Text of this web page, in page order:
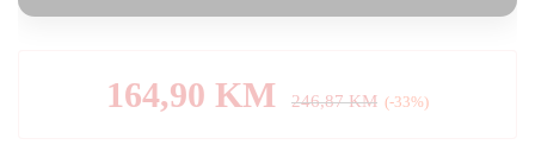
164,90 KM 246,87KM (-33%)